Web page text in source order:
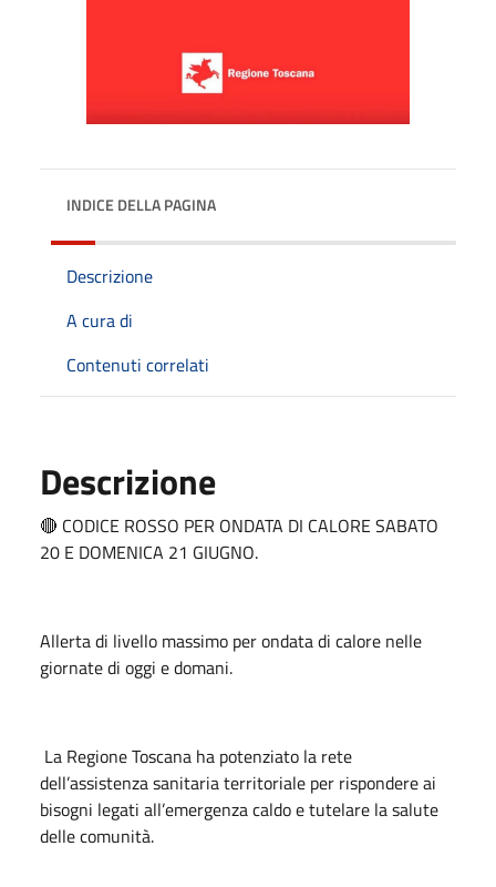
INDICE DELLA PAGINA
Descrizione
A cura di
Contenuti correlati
Descrizione
🔴 CODICE ROSSO PER ONDATA DI CALORE SABATO
20 E DOMENICA 21 GIUGNO.
Allerta di livello massimo per ondata di calore nelle
giornate di oggi e domani.
La Regione Toscana ha potenziato la rete
dell’assistenza sanitaria territoriale per rispondere ai
bisogni legati all’emergenza caldo e tutelare la salute
delle comunità.